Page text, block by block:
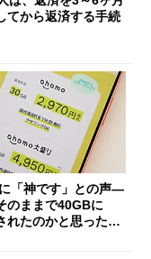
てから返済する手続
「神です」との声―
のままで40GBに
れたのかと思った」